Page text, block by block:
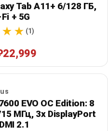
Tab A11+ 6/128 ГБ,
+ 5G
(1)
EVO OC Edition: 8
МГц, 3x DisplayPort
2.1